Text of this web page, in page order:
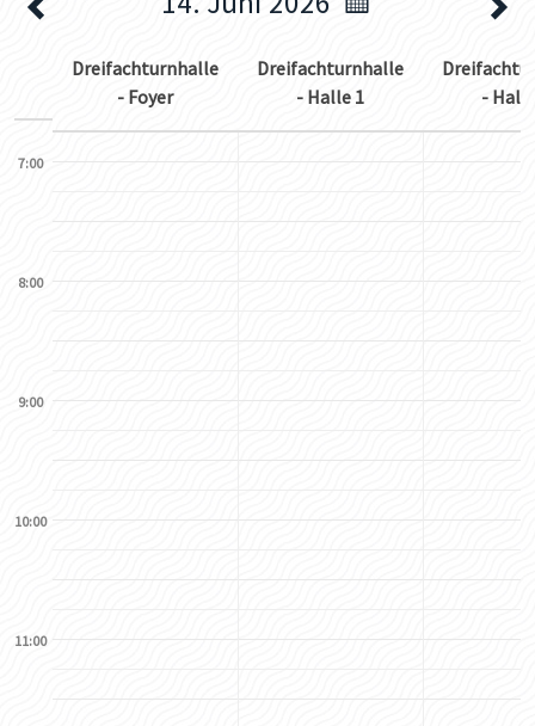
Dreifachturnhalle
- Foyer
Dreifachturnhalle
- Halle 1
-
7:00
8:00
9:00
10:00
11:00